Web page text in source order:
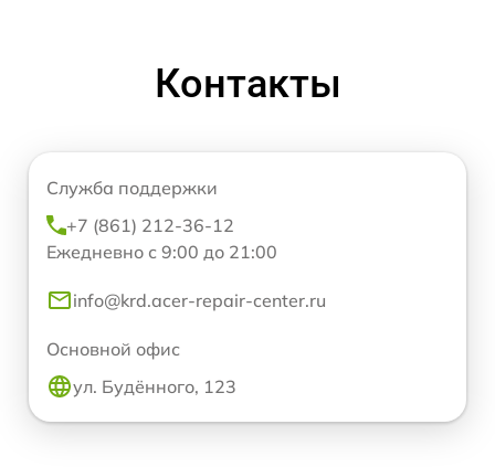
Контакты
Служба поддержки
+7 (861) 212-36-12
Ежедневно с 9:00 до 21:00
info@krd.acer-repair-center.ru
Основной офис
ул. Будённого, 123